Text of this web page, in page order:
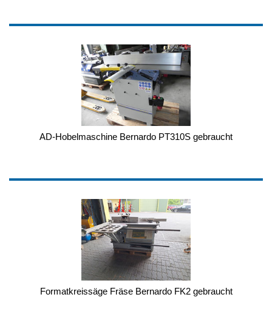
AD-Hobelmaschine Bernardo PT310S gebraucht
Formatkreissäge Fräse Bernardo FK2 gebraucht